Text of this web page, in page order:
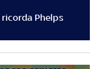
Phelps